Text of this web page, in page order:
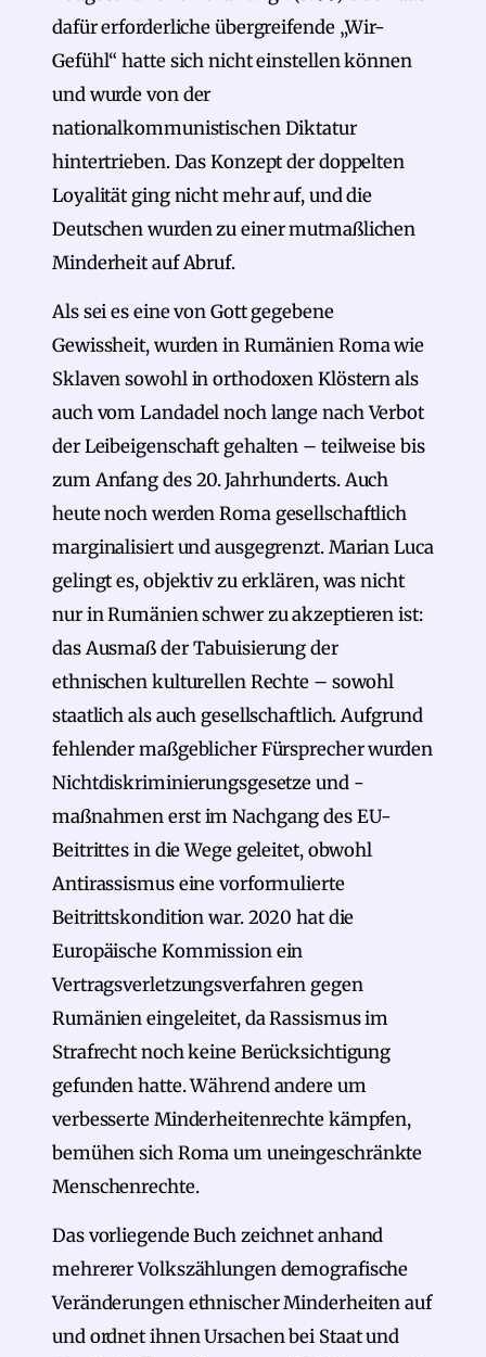
dafür erforderliche übergreifende „Wir-
Gefühl“ hatte sich nicht einstellen können
und wurde von der
nationalkommunistischen Diktatur
hintertrieben. Das Konzept der doppelten
Loyalität ging nicht mehr auf, und die
Deutschen wurden zu einer mutmaßlichen
Minderheit auf Abruf.
Als sei es eine von Gott gegebene
Gewissheit, wurden in Rumänien Roma wie
Sklaven sowohl in orthodoxen Klöstern als
auch vom Landadel noch lange nach Verbot
der Leibeigenschaft gehalten – teilweise bis
zum Anfang des 20. Jahrhunderts. Auch
heute noch werden Roma gesellschaftlich
marginalisiert und ausgegrenzt. Marian Luca
gelingt es, objektiv zu erklären, was nicht
nur in Rumänien schwer zu akzeptieren ist:
das Ausmaß der Tabuisierung der
ethnischen kulturellen Rechte – sowohl
staatlich als auch gesellschaftlich. Aufgrund
fehlender maßgeblicher Fürsprecher wurden
Nichtdiskriminierungsgesetze und -
maßnahmen erst im Nachgang des EU-
Beitrittes in die Wege geleitet, obwohl
Antirassismus eine vorformulierte
Beitrittskondition war. 2020 hat die
Europäische Kommission ein
Vertragsverletzungsverfahren gegen
Rumänien eingeleitet, da Rassismus im
Strafrecht noch keine Berücksichtigung
gefunden hatte. Während andere um
verbesserte Minderheitenrechte kämpfen,
bemühen sich Roma um uneingeschränkte
Menschenrechte.
Das vorliegende Buch zeichnet anhand
mehrerer Volkszählungen demografische
Veränderungen ethnischer Minderheiten auf
und ordnet ihnen Ursachen bei Staat und